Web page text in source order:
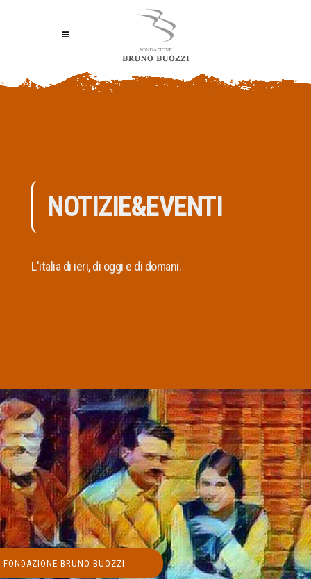
NOTIZIE&EVENTI
L'italia di ieri, di oggi e di domani.
FONDAZIONE BRUNO BUOZZI